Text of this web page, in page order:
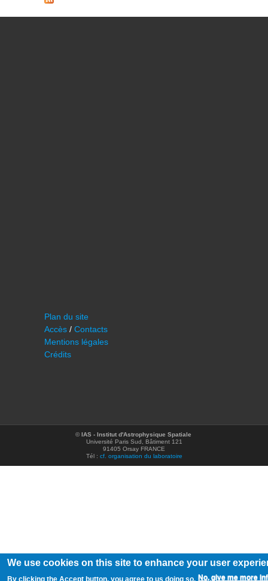
Plan du site
Accès / Contacts
Mentions légales
Crédits
©IAS - Institut d'Astrophysique Spatiale
Université Paris Sud, Bâtiment 121
91405 Orsay FRANCE
Tél : cf. organisation du laboratoire
We use cookies on this site to enhance your user
By clicking the Accept button, you agree to us doing so. No, give me more